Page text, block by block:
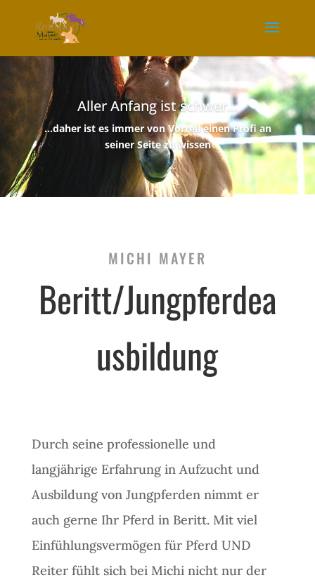
Aller Anfang ist schwer...
…daher ist es immer von Vorteil einen Profi an
seiner Seite zu wissen
MICHI MAYER
Beritt/Jungpferdea
usbildung
Durch seine professionelle und
langjährige Erfahrung in Aufzucht und
Ausbildung von Jungpferden nimmt er
auch gerne Ihr Pferd in Beritt. Mit viel
Einfühlungsvermögen für Pferd UND
Reiter fühlt sich bei Michi nicht nur der